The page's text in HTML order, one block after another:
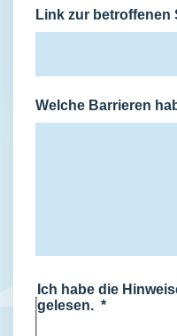
Link zur betroffenen
Welche Barrieren
Ich habe die
gelesen. *